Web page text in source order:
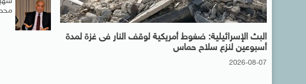
البث الإسرائيلية: ضغوط أمريكية لوقف النار فى غزة لمدة
أسبوعين لنزع سلاح حماس
2026-08-07